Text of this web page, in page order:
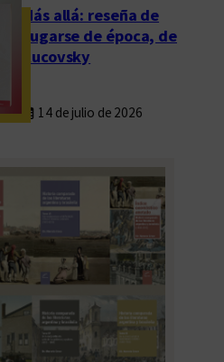
Más allá: reseña de
Fugarse de época, de
Rucovsky
14 de julio de 2026